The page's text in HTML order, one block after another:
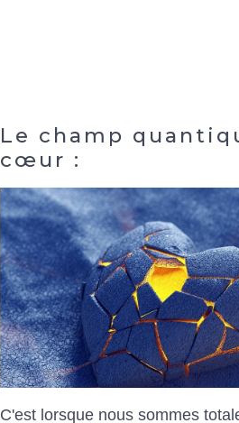
Le champ
cœur :
C'est lorsque nous sommes